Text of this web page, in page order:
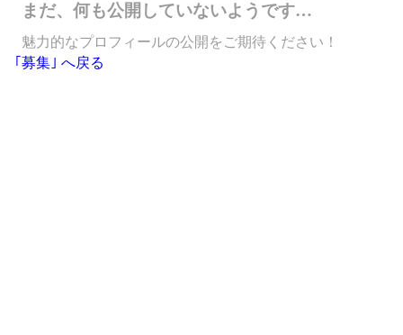
まだ、何も公開していないようです…
魅力的なプロフィールの公開をご期待ください！
｢募集｣ へ戻る